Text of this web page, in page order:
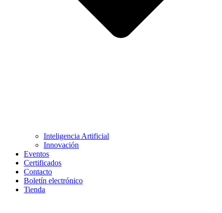
Inteligencia Artificial
Innovación
Eventos
Certificados
Contacto
Boletín electrónico
Tienda